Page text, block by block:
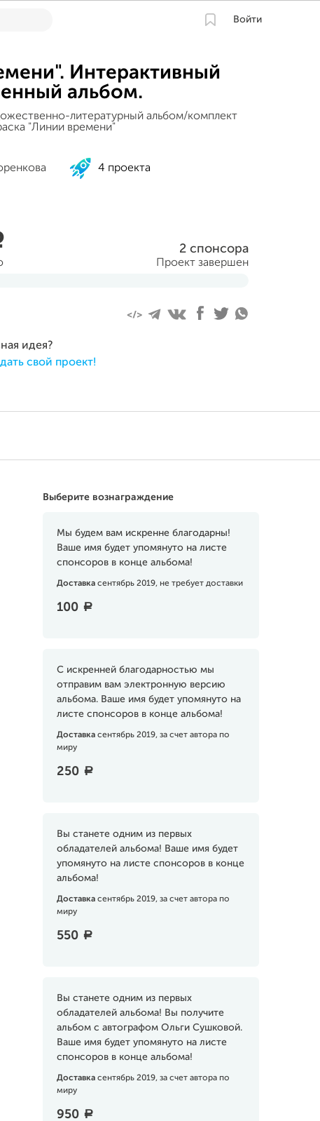
Войти
Интерактивный
альбом.
литературный альбом/комплект
"Линии времени"
4 проекта
2 спонсора
Проект завершен
идея?
свой проект!
Выберите вознаграждение
Мы будем вам искренне благодарны!
Ваше имя будет упомянуто на листе
спонсоров в конце альбома!
Доставка сентябрь 2019, не требует доставки
100 a
С искренней благодарностью мы
отправим вам электронную версию
альбома. Ваше имя будет упомянуто на
листе спонсоров в конце альбома!
Доставка сентябрь 2019, за счет автора по
миру
250 a
Вы станете одним из первых
обладателей альбома! Ваше имя будет
упомянуто на листе спонсоров в конце
альбома!
Доставка сентябрь 2019, за счет автора по
миру
550 a
Вы станете одним из первых
обладателей альбома! Вы получите
альбом с автографом Ольги Сушковой.
Ваше имя будет упомянуто на листе
спонсоров в конце альбома!
Доставка сентябрь 2019, за счет автора по
миру
950 a